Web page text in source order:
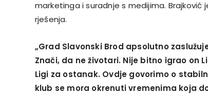
marketinga i suradnje s medijima. Brajković
rješenja.
„Grad Slavonski Brod apsolutno
Znači, da ne životari. Nije bitno igrao on
Ligi za ostanak. Ovdje govorimo o
klub se mora okrenuti vremenima koja